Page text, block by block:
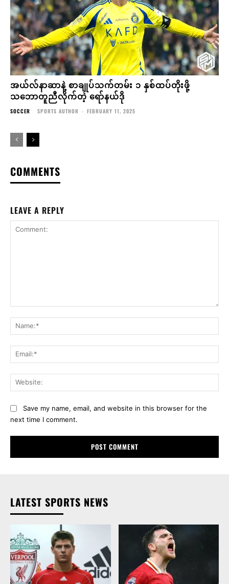
အယ်လ်နာဆာနဲ့ စာချုပ်သက်တမ်း ၁ နှစ်ထပ်တိုးဖို့
သဘောတူညီလိုက်တဲ့ ရော်နယ်ဒို
SOCCER SPORTS AUTHOR - FEBRUARY 11, 2025
COMMENTS
LEAVE A REPLY
Save my name, email, and website in this browser for the
next time I comment.
LATEST SPORTS NEWS